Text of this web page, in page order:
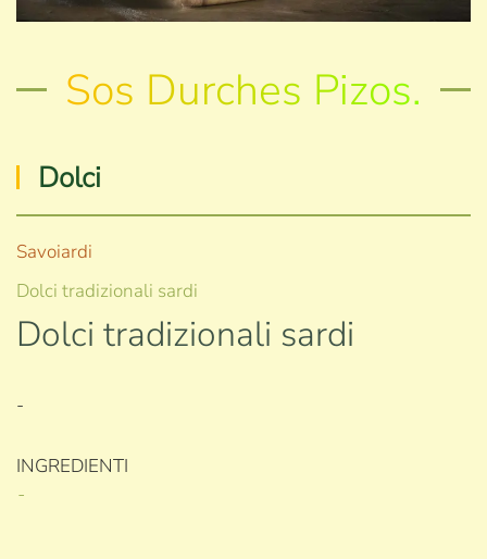
Sos Durches Pizos.
Dolci
Savoiardi
Dolci tradizionali sardi
Dolci tradizionali sardi
-
INGREDIENTI
-